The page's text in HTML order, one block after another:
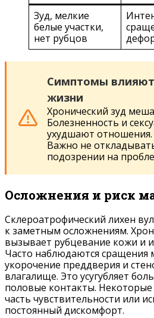
Зуд, мелкие
белые участки,
нет рубцов
Симптомы влияют
жизни
Хронический зуд
Болезненность и
ухудшают отношения.
Важно не
подозрении на
Осложнения и риск
Склероатрофический лихен
к заметным осложнениям.
вызывает рубцевание кожи и
Часто наблюдаются сращения
укорочение преддверия и
влагалище. Это усугубляет
половые контакты.
часть чувствительности или
постоянный дискомфорт.